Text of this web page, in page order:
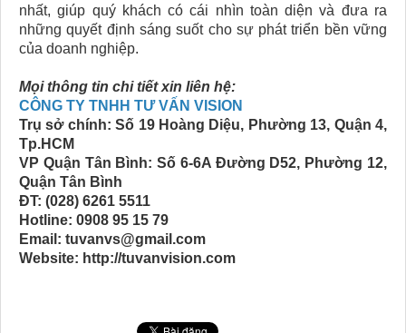
nhất, giúp quý khách có cái nhìn toàn diện và đưa ra
những quyết định sáng suốt cho sự phát triển bền vững
của doanh nghiệp.
Mọi thông tin chi tiết xin liên hệ:
CÔNG TY TNHH TƯ VẤN VISION
Trụ sở chính: Số 19 Hoàng Diệu, Phường 13, Quận 4,
Tp.HCM
VP Quận Tân Bình: Số 6-6A Đường D52, Phường 12,
Quận Tân Bình
ĐT: (028) 6261 5511
Hotline: 0908 95 15 79
Email: tuvanvs@gmail.com
Website: http://tuvanvision.com